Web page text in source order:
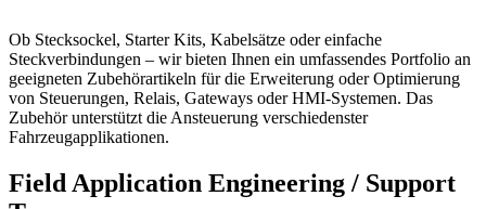
Ob Stecksockel, Starter Kits, Kabelsätze oder einfache
Steckverbindungen – wir bieten Ihnen ein umfassendes Portfolio an
geeigneten Zubehörartikeln für die Erweiterung oder Optimierung
von Steuerungen, Relais, Gateways oder HMI-Systemen. Das
Zubehör unterstützt die Ansteuerung verschiedenster
Fahrzeugapplikationen.
Field Application Engineering / Support